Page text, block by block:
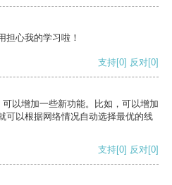
担心我的学习啦！
支持[0] 反对[0]
以增加一些新功能。比如，可以增加
可以根据网络情况自动选择最优的线
支持[0] 反对[0]